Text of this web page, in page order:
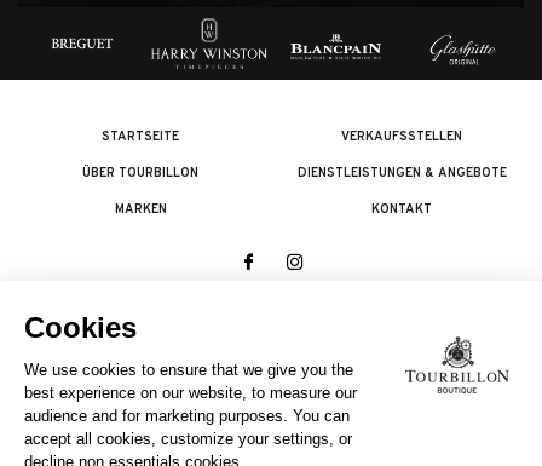
STARTSEITE
ÜBER TOURBILLON
MARKEN
VERKAUFSSTELLEN
DIENSTLEISTUNGEN & ANGEBOTE
KONTAKT
EIN UNTERNEHMEN DER